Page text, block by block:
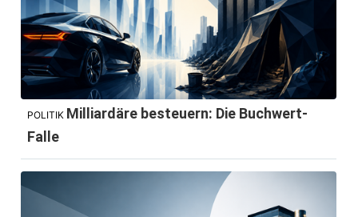
POLITIK Milliardäre besteuern: Die Buchwert-
Falle